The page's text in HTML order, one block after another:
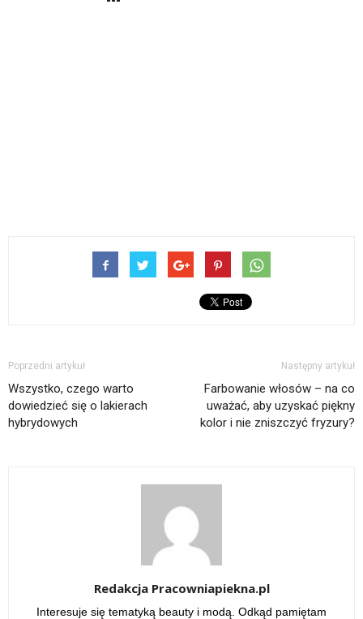
Poprzedni artykuł
Wszystko, czego warto
dowiedzieć się o lakierach
hybrydowych
Następny artykuł
Farbowanie włosów – na co
uważać, aby uzyskać piękny
kolor i nie zniszczyć fryzury?
Redakcja Pracowniapiekna.pl
Interesuje się tematyką beauty i modą. Odkąd pamiętam